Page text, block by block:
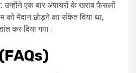
उन्होंने एक बार अंपायरों के खराब फैसलों
को मैदान छोड़ने का संकेत दिया था,
कर दिया गया।
(FAQs)